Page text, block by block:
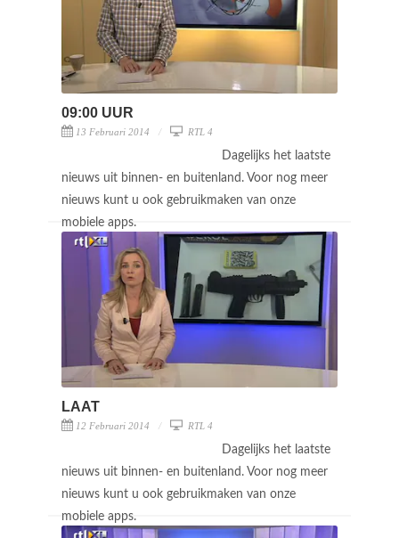
09:00 UUR
13 Februari 2014 RTL 4
Dagelijks het laatste
nieuws uit binnen- en buitenland. Voor nog meer
nieuws kunt u ook gebruikmaken van onze
mobiele apps.
LAAT
12 Februari 2014 RTL 4
Dagelijks het laatste
nieuws uit binnen- en buitenland. Voor nog meer
nieuws kunt u ook gebruikmaken van onze
mobiele apps.